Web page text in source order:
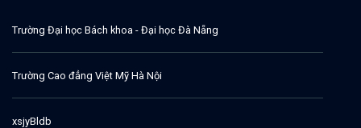
Trường Đại học Bách khoa - Đại học Đà Nẵng
Trường Cao đẳng Việt Mỹ Hà Nội
xsjyBldb